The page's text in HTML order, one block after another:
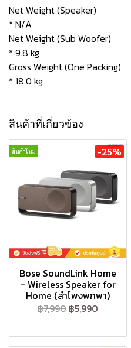
Net Weight (Speaker)
* N/A
Net Weight (Sub Woofer)
* 9.8 kg
Gross Weight (One Packing)
* 18.0 kg
สินค้าที่เกี่ยวข้อง
สินค้าใหม่ -25%
Bose SoundLink Home
- Wireless Speaker for
Home (ลำโพงพกพา)
฿7,990 ฿5,990